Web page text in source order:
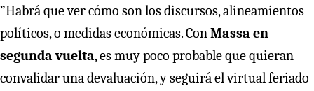
”Habrá que ver cómo son los discursos, alineamientos
políticos, o medidas económicas. Con Massa en
segunda vuelta, es muy poco probable que quieran
convalidar una devaluación, y seguirá el virtual feriado